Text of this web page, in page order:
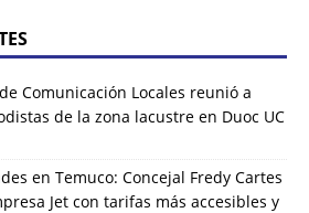
Comunicación Locales reunió a
de la zona lacustre en Duoc UC
en Temuco: Concejal Fredy Cartes
Jet con tarifas más accesibles y